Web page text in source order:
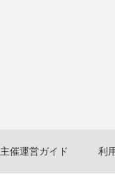
主催運営ガイド 利